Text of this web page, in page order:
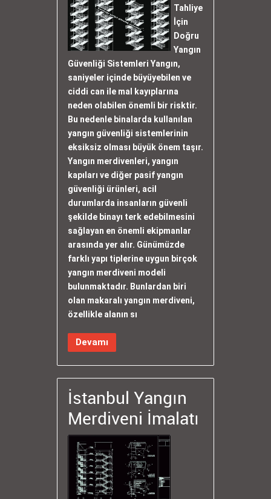
Tahliye
İçin
Doğru
Yangın
Güvenliği Sistemleri Yangın,
saniyeler içinde büyüyebilen ve
ciddi can ile mal kayıplarına
neden olabilen önemli bir risktir.
Bu nedenle binalarda kullanılan
yangın güvenliği sistemlerinin
eksiksiz olması büyük önem taşır.
Yangın merdivenleri, yangın
kapıları ve diğer pasif yangın
güvenliği ürünleri, acil
durumlarda insanların güvenli
şekilde binayı terk edebilmesini
sağlayan en önemli ekipmanlar
arasında yer alır. Günümüzde
farklı yapı tiplerine uygun birçok
yangın merdiveni modeli
bulunmaktadır. Bunlardan biri
olan makaralı yangın merdiveni,
özellikle alanın sı
Devamı
İstanbul Yangın
Merdiveni İmalatı